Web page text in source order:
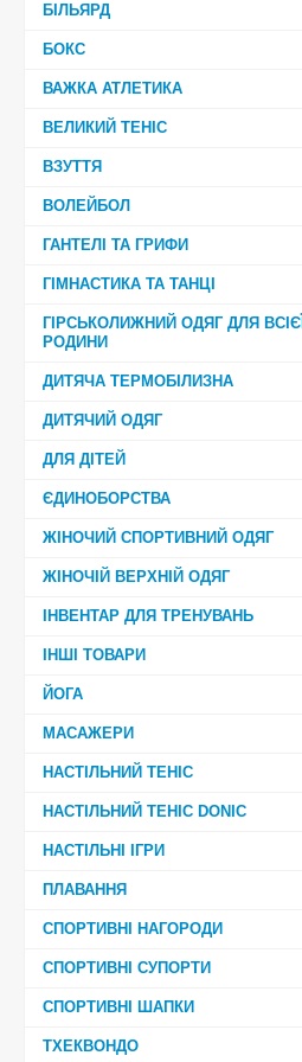
БІЛЬЯРД
БОКС
ВАЖКА АТЛЕТИКА
ВЕЛИКИЙ ТЕНІС
ВЗУТТЯ
ВОЛЕЙБОЛ
ГАНТЕЛІ ТА ГРИФИ
ГІМНАСТИКА ТА ТАНЦІ
ГІРСЬКОЛИЖНИЙ ОДЯГ ДЛЯ ВСІЄЇ
РОДИНИ
ДИТЯЧА ТЕРМОБІЛИЗНА
ДИТЯЧИЙ ОДЯГ
ДЛЯ ДІТЕЙ
ЄДИНОБОРСТВА
ЖІНОЧИЙ СПОРТИВНИЙ ОДЯГ
ЖІНОЧІЙ ВЕРХНІЙ ОДЯГ
ІНВЕНТАР ДЛЯ ТРЕНУВАНЬ
ІНШІ ТОВАРИ
ЙОГА
МАСАЖЕРИ
НАСТІЛЬНИЙ ТЕНІС
НАСТІЛЬНИЙ ТЕНІС DONIC
НАСТІЛЬНІ ІГРИ
ПЛАВАННЯ
СПОРТИВНІ НАГОРОДИ
СПОРТИВНІ СУПОРТИ
СПОРТИВНІ ШАПКИ
ТХЕКВОНДО